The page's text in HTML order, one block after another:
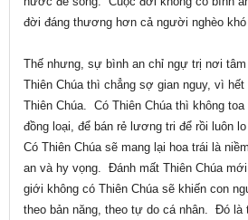
đời đáng thương hơn cả người nghèo khó
Thế nhưng, sự bình an chỉ ngự trị nơi
Thiên Chúa thì chẳng sợ gian nguy, vì
Thiên Chúa. Có Thiên Chúa thì không
đồng loại, để bán rẻ lương tri để rồi luôn
Có Thiên Chúa sẽ mang lại hoa trái là
an và hy vọng. Đánh mất Thiên Chúa
giới không có Thiên Chúa sẽ khiến con
theo bản năng, theo tự do cá nhân. Đó là